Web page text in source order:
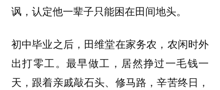
讽，认定他一辈子只能困在田间地头。
初中毕业之后，田维堂在家务农，农闲时外
出打零工。最早做工，居然挣过一毛钱一
天，跟着亲戚敲石头、修马路，辛苦终日，